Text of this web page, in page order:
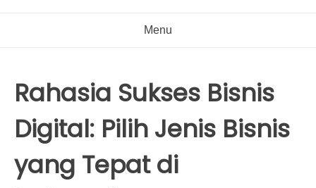
Menu
Rahasia Sukses Bisnis
Digital: Pilih Jenis Bisnis
yang Tepat di